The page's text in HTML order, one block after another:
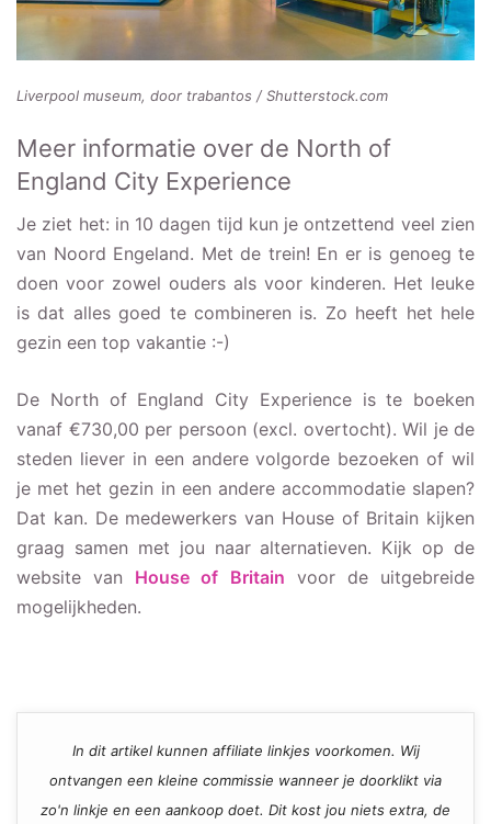
Liverpool museum, door trabantos / Shutterstock.com
Meer informatie over de North of
England City Experience
Je ziet het: in 10 dagen tijd kun je ontzettend veel zien
van Noord Engeland. Met de trein! En er is genoeg te
doen voor zowel ouders als voor kinderen. Het leuke
is dat alles goed te combineren is. Zo heeft het hele
gezin een top vakantie :-)
De North of England City Experience is te boeken
vanaf €730,00 per persoon (excl. overtocht). Wil je de
steden liever in een andere volgorde bezoeken of wil
je met het gezin in een andere accommodatie slapen?
Dat kan. De medewerkers van House of Britain kijken
graag samen met jou naar alternatieven. Kijk op de
website van House of Britain voor de uitgebreide
mogelijkheden.
In dit artikel kunnen affiliate linkjes voorkomen. Wij
ontvangen een kleine commissie wanneer je doorklikt via
zo'n linkje en een aankoop doet. Dit kost jou niets extra, de